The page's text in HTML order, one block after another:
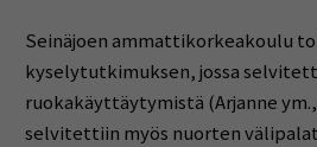
Seinäjoen ammattikorkeakoulu
kyselytutkimuksen, jossa
ruokakäyttäytymistä (Arjanne ym.,
selvitettiin myös nuorten